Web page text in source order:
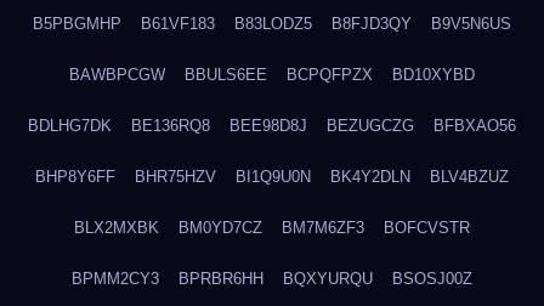
B5PBGMHP B61VF183 B83LODZ5 B8FJD3QY B9V5N6US
BAWBPCGW BBULS6EE BCPQFPZX BD10XYBD
BDLHG7DK BE136RQ8 BEE98D8J BEZUGCZG BFBXAO56
BHP8Y6FF BHR75HZV BI1Q9U0N BK4Y2DLN BLV4BZUZ
BLX2MXBK BM0YD7CZ BM7M6ZF3 BOFCVSTR
BPMM2CY3 BPRBR6HH BQXYURQU BSOSJ00Z